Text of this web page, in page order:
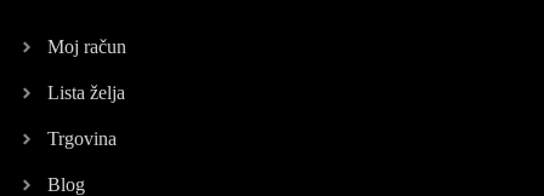
Moj račun
Lista želja
Trgovina
Blog